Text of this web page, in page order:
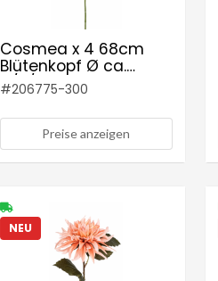
Cosmea x 4 68cm
Blütenkopf Ø ca.
4/8/11cm Farbe:
orange
#206775-300
Preise anzeigen
NEU